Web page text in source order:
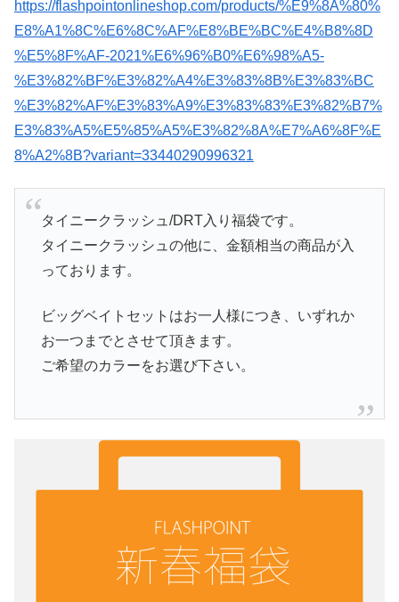
https://flashpointonlineshop.com/products/%E9%8A%80%
E8%A1%8C%E6%8C%AF%E8%BE%BC%E4%B8%8D
%E5%8F%AF-2021%E6%96%B0%E6%98%A5-
%E3%82%BF%E3%82%A4%E3%83%8B%E3%83%BC
%E3%82%AF%E3%83%A9%E3%83%83%E3%82%B7%
E3%83%A5%E5%85%A5%E3%82%8A%E7%A6%8F%E
8%A2%8B?variant=33440290996321
タイニークラッシュ/DRT入り福袋です。
タイニークラッシュの他に、金額相当の商品が入
っております。
ビッグベイトセットはお一人様につき、いずれか
お一つまでとさせて頂きます。
ご希望のカラーをお選び下さい。